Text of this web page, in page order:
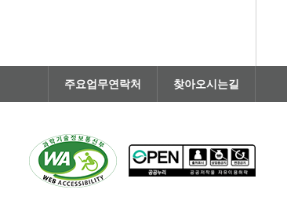
주요업무연락처 찾아오시는길